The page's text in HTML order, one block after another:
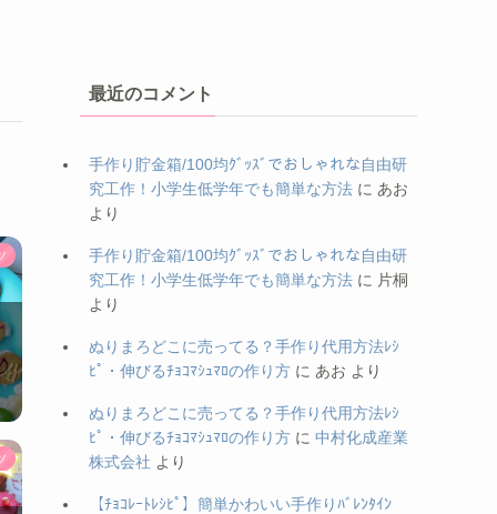
最近のコメント
手作り貯金箱/100均ｸﾞｯｽﾞでおしゃれな自由研
究工作！小学生低学年でも簡単な方法 に あお
より
手作り貯金箱/100均ｸﾞｯｽﾞでおしゃれな自由研
究工作！小学生低学年でも簡単な方法 に 片桐
より
ぬりまろどこに売ってる？手作り代用方法ﾚｼ
ﾋﾟ・伸びるﾁｮｺﾏｼｭﾏﾛの作り方 に あお より
ぬりまろどこに売ってる？手作り代用方法ﾚｼ
ﾋﾟ・伸びるﾁｮｺﾏｼｭﾏﾛの作り方 に 中村化成産業
株式会社 より
【ﾁｮｺﾚｰﾄﾚｼﾋﾟ】簡単かわいい手作りﾊﾞﾚﾝﾀｲﾝ